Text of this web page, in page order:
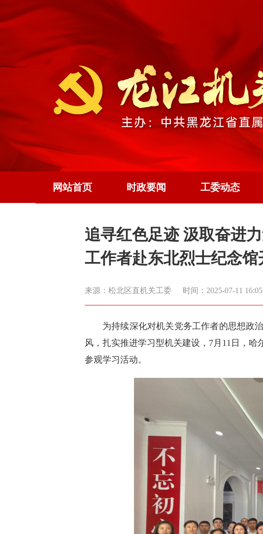
网站首页 时政要闻 工委动态
追寻红色足迹 汲取奋进
工作者赴东北烈士纪念
来源：松北区直机关工委 时间：2025-07-11
为持续深化对机关党务工作者的思想政
风，扎实推进学习型机关建设，7月11日，
参观学习活动。